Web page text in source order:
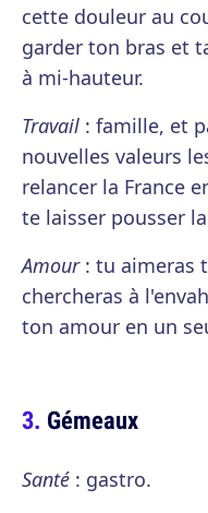
cette douleur au
garder ton bras et
à mi-hauteur.
Travail : famille, et
nouvelles valeurs
relancer la France
te laisser pousser
Amour: tu aimeras
chercheras à
ton amour en un
Gémeaux
Santé : gastro.